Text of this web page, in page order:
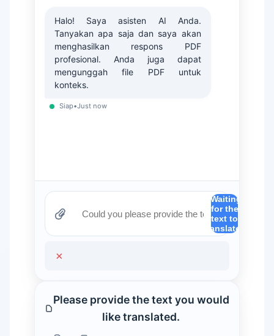
Halo! Saya asisten AI Anda.
Tanyakan apa saja dan saya akan
menghasilkan respons PDF
profesional. Anda juga dapat
mengunggah file PDF untuk
konteks.
Siap•Just now
(Waiting
for the
text to
translate.)
×
Please provide the text you would
like translated.